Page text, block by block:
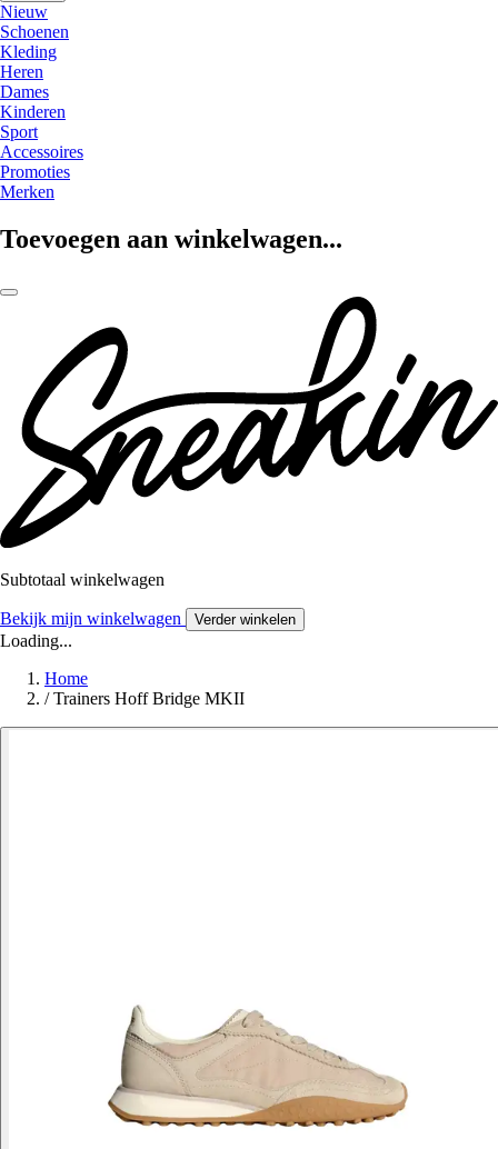
Nieuw
Schoenen
Kleding
Heren
Dames
Kinderen
Sport
Accessoires
Promoties
Merken
Toevoegen aan winkelwagen...
Subtotaal winkelwagen
Bekijk mijn winkelwagen Verder winkelen
Loading...
Home
/ Trainers Hoff Bridge MKII